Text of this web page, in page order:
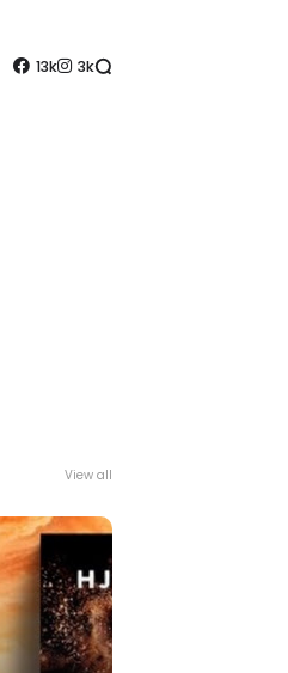
13k 3k
View all